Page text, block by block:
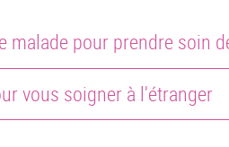
malade pour prendre soin
vous soigner à l'étranger